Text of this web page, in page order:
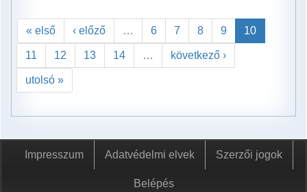
« első ‹ előző … 6 7 8 9 10
11 12 13 14 … következő ›
utolsó »
Impresszum Adatvédelmi elvek Szerzői jogok
Belépés